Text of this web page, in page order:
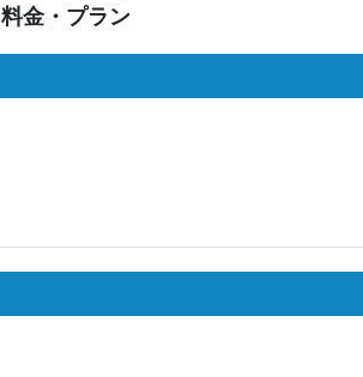
料金・プラン